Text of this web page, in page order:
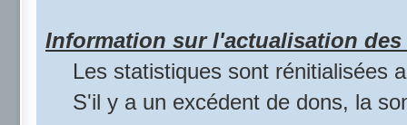
Information sur l'actualisation
Les statistiques sont rénitialisées
S'il y a un excédent de dons, la